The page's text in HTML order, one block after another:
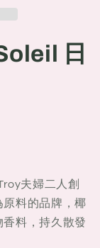
日
夫婦二人創
原料的品牌，椰
料，持久散發